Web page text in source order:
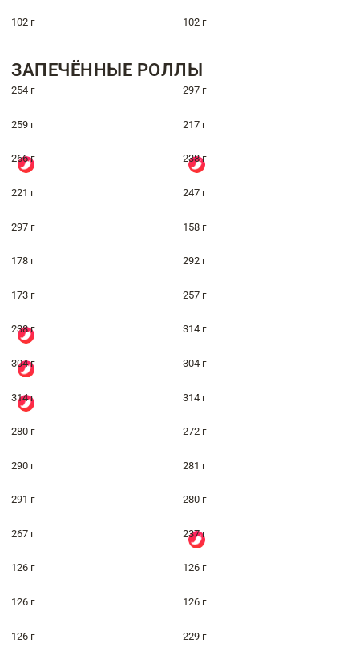
102 г 102 г
ЗАПЕЧЁННЫЕ РОЛЛЫ
254 г 297 г
259 г 217 г
266 г 238 г
221 г 247 г
297 г 158 г
178 г 292 г
173 г 257 г
238 г 314 г
304 г 304 г
314 г 314 г
280 г 272 г
290 г 281 г
291 г 280 г
267 г 237 г
126 г 126 г
126 г 126 г
126 г 229 г